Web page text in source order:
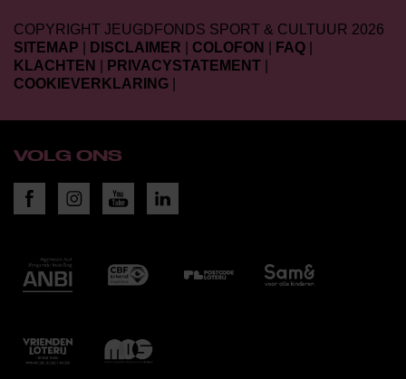
COPYRIGHT JEUGDFONDS SPORT & CULTUUR 2026
SITEMAP
DISCLAIMER COLOFON FAQ
KLACHTEN
PRIVACYSTATEMENT
COOKIEVERKLARING
VOLG ONS